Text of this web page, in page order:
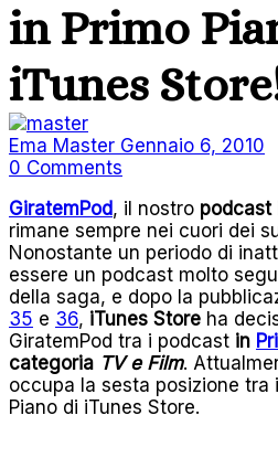
in Primo
iTunes
Ema Master Gennaio 6, 2010
0 Comments
GiratemPod, il nostro podcast
rimane sempre nei cuori dei
Nonostante un periodo di
essere un podcast molto
della saga, e dopo la
35 e 36, iTunes Store ha
GiratemPod tra i podcast in
categoria TV e Film.
occupa la sesta posizione tra
Piano di iTunes Store.